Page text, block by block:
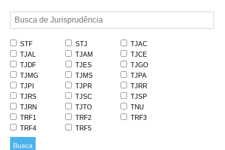
STF STJ
TJAC
TJAL
TJAM
TJCE
TJDF
TJES
TJGO
TJMG
TJMS
TJPA
TJPI
TJPR
TJRR
TJRS
TJSC
TJSP
TJRN
TJTO
TNU
TRF1
TRF2
TRF3
TRF4
TRF5
Busca